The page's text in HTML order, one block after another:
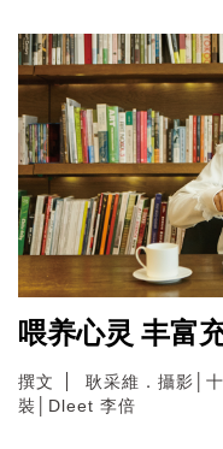
喂养心灵 丰富
撰文
耿采維．攝影│
裝│Dleet 李倍